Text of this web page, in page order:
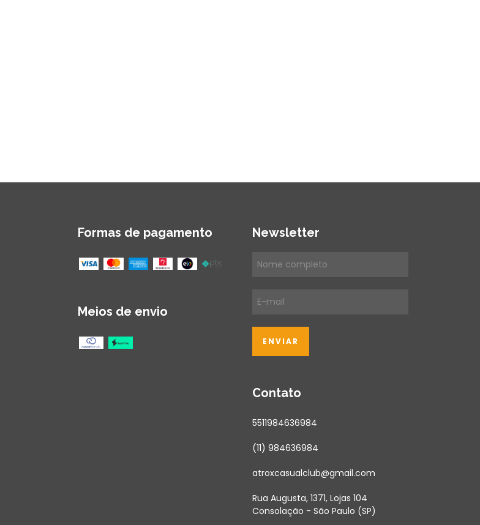
Formas de pagamento
Meios de envio
Newsletter
Contato
5511984636984
(11) 984636984
atroxcasualclub@gmail.com
Rua Augusta, 1371, Lojas 104
Consolação - São Paulo (SP)